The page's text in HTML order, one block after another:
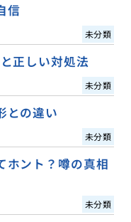
信
未分類
正しい対処法
未分類
との違い
未分類
ホント？噂の真相
未分類